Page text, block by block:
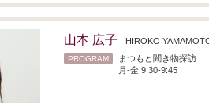
山本 広子 HIROKO
PROGRAM
まつもと聞き物探訪
月-金 9:30-9:45